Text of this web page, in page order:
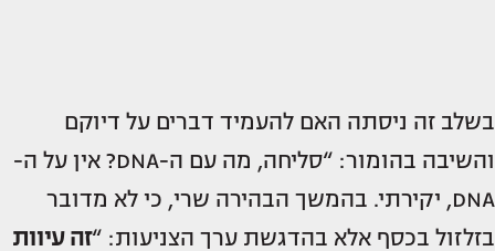
בשלב זה ניסתה האם להעמיד דברים על דיוקם
והשיבה בהומור: “סליחה, מה עם ה-DNA? אין על ה-
DNA, יקירתי. בהמשך הבהירה שרי, כי לא מדובר
בזלזול בכסף אלא בהדגשת ערך הצניעות: “זה עיוות